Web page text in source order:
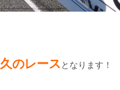
のレースとなります！